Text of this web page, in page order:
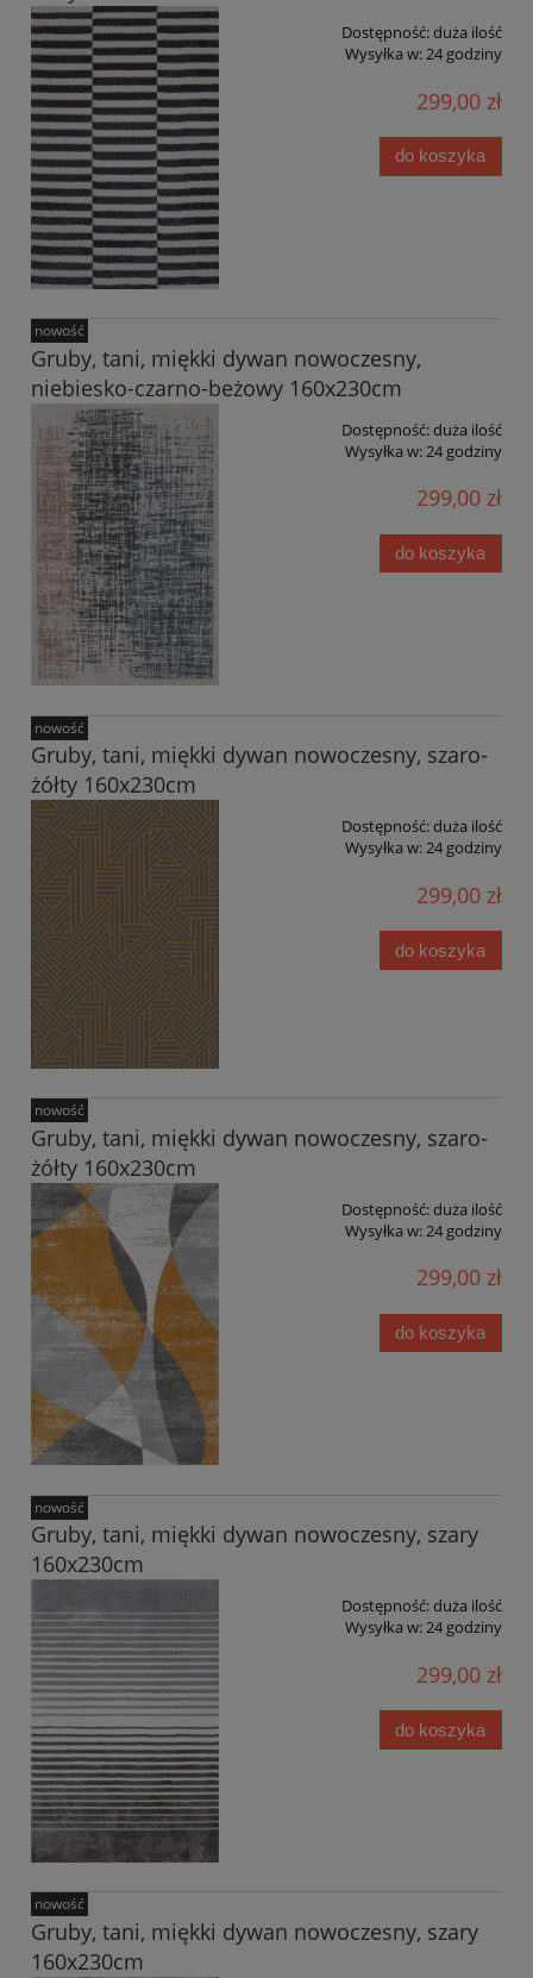
Dostępność:duża ilość
Wysyłka w:24 godziny
299,00 zł
do koszyka
Gruby, tani, miękki dywan nowoczesny,
niebiesko-czarno-beżowy 160x230cm
Dostępność:duża ilość
Wysyłka w:24 godziny
299,00 zł
do koszyka
nowość
Gruby, tani, miękki dywan nowoczesny, szaro-
żółty 160x230cm
Dostępność:duża ilość
Wysyłka w:24 godziny
299,00 zł
do koszyka
nowość
Gruby, tani, miękki dywan nowoczesny, szaro-
żółty 160x230cm
Dostępność:duża ilość
Wysyłka w:24 godziny
299,00 zł
do koszyka
nowość
Gruby, tani, miękki dywan nowoczesny, szary
160x230cm
Dostępność:duża ilość
Wysyłka w:24 godziny
299,00 zł
do koszyka
nowość
Gruby, tani, miękki dywan nowoczesny, szary
160x230cm
nowość